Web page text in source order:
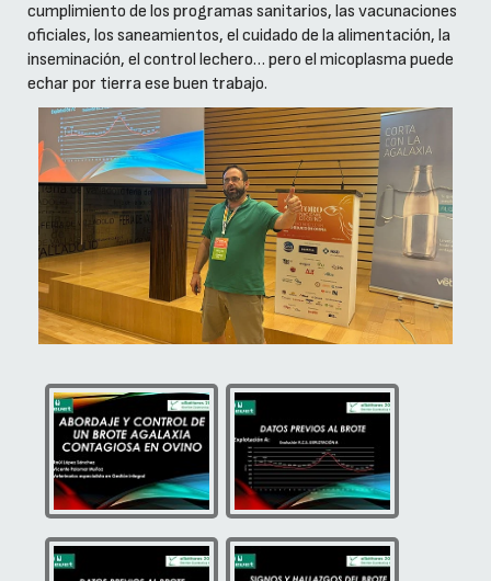
cumplimiento de los programas sanitarios, las vacunaciones
oficiales, los saneamientos, el cuidado de la alimentación, la
inseminación, el control lechero… pero el micoplasma puede
echar por tierra ese buen trabajo.